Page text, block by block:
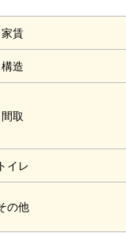
家賃
構造
間取
トイレ
の他